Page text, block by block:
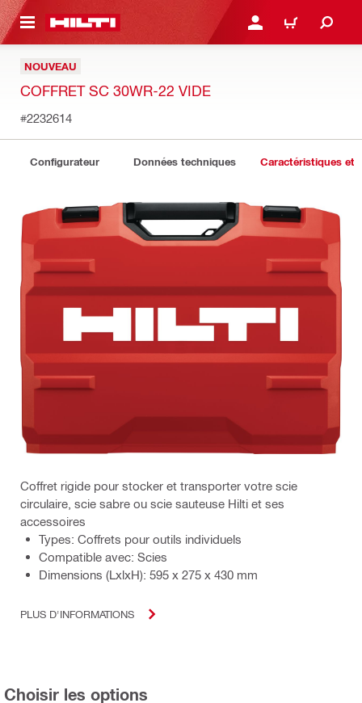
CONTENT CONNEXION OU
PANIER
NOUVEAU
COFFRET SC 30WR-22 VIDE
#2232614
Configurateur Données techniques Caractéristiques et
Coffret rigide pour stocker et transporter votre scie
circulaire, scie sabre ou scie sauteuse Hilti et ses
accessoires
Types: Coffrets pour outils individuels
Compatible avec: Scies
Dimensions (LxlxH): 595 x 275 x 430 mm
PLUS D'INFORMATIONS
Choisir les options